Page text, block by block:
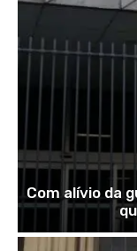
Com alívio da